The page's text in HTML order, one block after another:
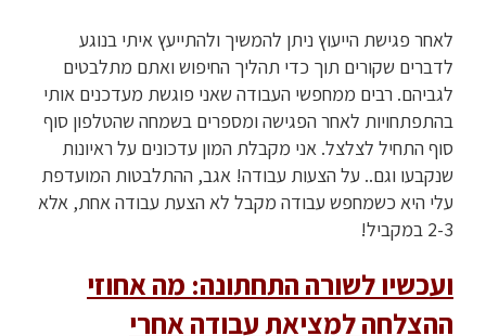
לאחר פגישת הייעוץ ניתן להמשיך ולהתייעץ איתי בנוגע
לדברים שקורים תוך כדי תהליך החיפוש ואתם מתלבטים
לגביהם. רבים ממחפשי העבודה שאני פוגשת מעדכנים אותי
בהתפתחויות לאחר הפגישה ומספרים בשמחה שהטלפון סוף
סוף התחיל לצלצל. אני מקבלת המון עדכונים על ראיונות
שנקבעו וגם.. על הצעות עבודה! אגב, ההתלבטות המועדפת
עלי היא כשמחפש עבודה מקבל לא הצעת עבודה אחת, אלא
2-3 במקביל!
ועכשיו לשורה התחתונה: מה אחוזי
ההצלחה למציאת עבודה אחרי